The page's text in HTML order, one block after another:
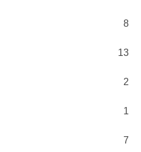
8
13
2
1
7